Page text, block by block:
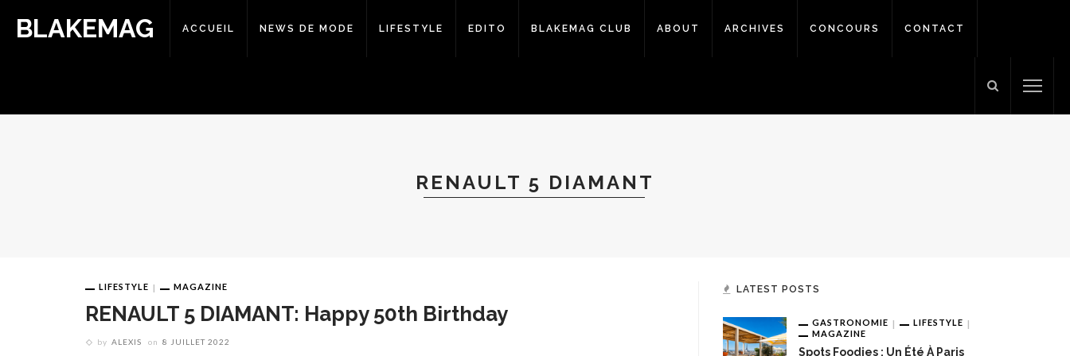
BLAKEMAG ACCUEIL NEWS DE MODE LIFESTYLE EDITO BLAKEMAG CLUB ABOUT ARCHIVES CONCOURS CONTACT
RENAULT 5 DIAMANT
LIFESTYLE MAGAZINE
RENAULT 5 DIAMANT: Happy 50th Birthday
by ALEXIS on 8 JUILLET 2022
LATEST POSTS
GASTRONOMIE
LIFESTYLE
MAGAZINE
Spots Foodies : Un Été À Paris